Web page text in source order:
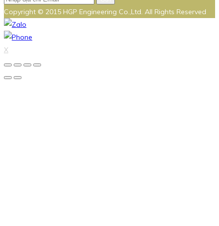
Copyright © 2015 HGP Engineering Co.,Ltd. All Rights Reserved
X